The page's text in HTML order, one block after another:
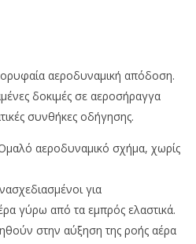
αεροδυναμική απόδοση.
δοκιμές σε αεροσήραγγα
συνθήκες οδήγησης.
αεροδυναμικό σχήμα, χωρίς
για
γύρω από τα εμπρός ελαστικά.
στην αύξηση της ροής αέρα